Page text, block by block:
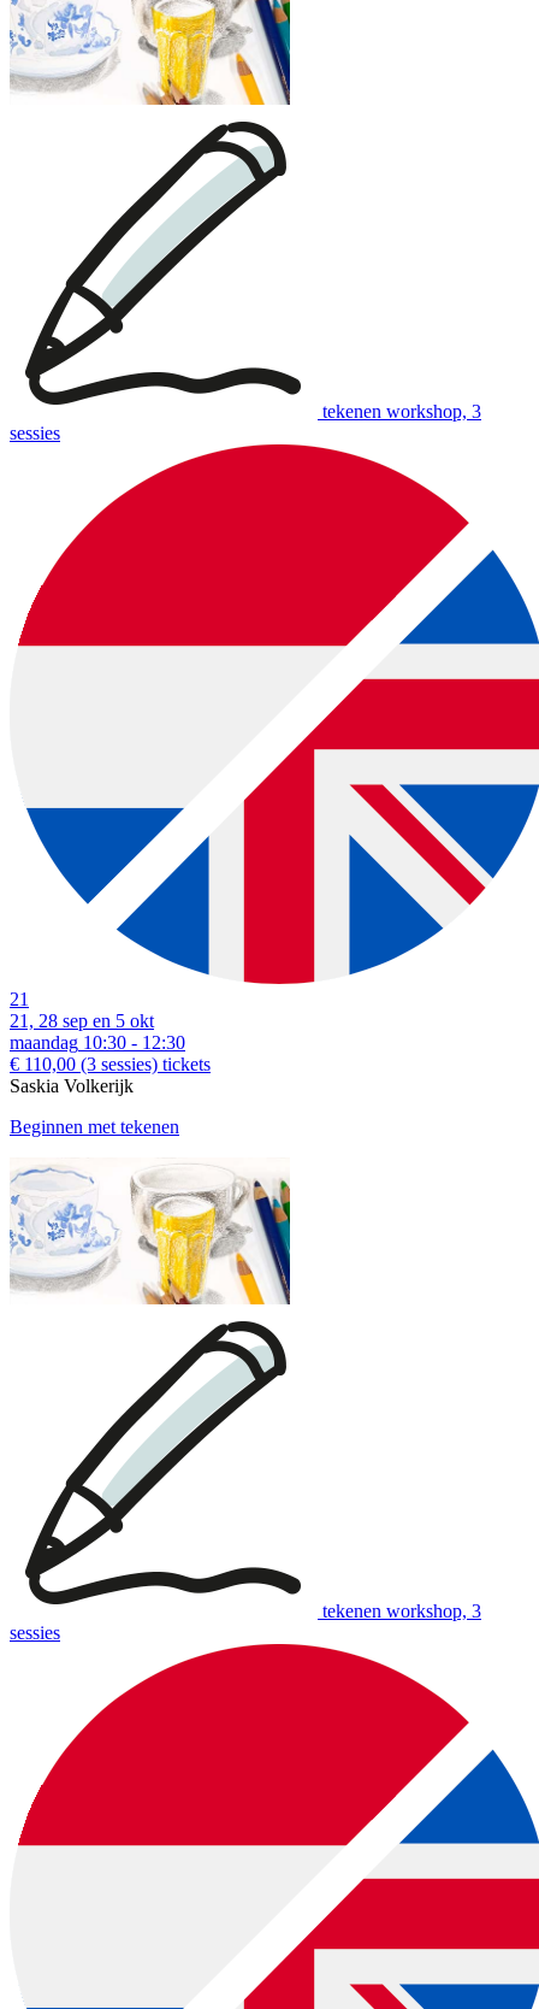
tekenen workshop, 3
sessies
21
21, 28 sep en 5 okt
maandag 10:30 - 12:30
€ 110,00 (3 sessies) tickets
Saskia Volkerijk
Beginnen met tekenen
tekenen workshop, 3
sessies